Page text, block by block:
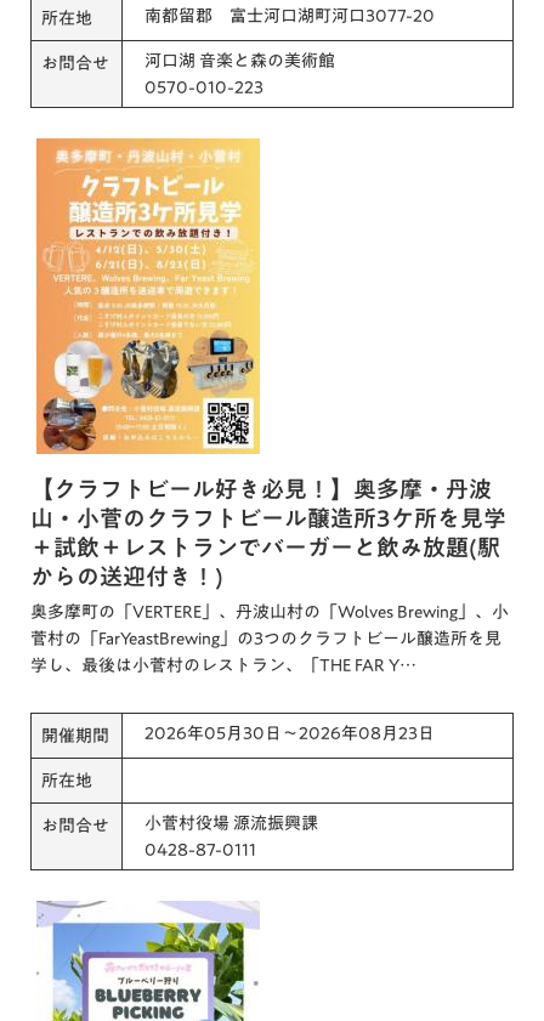
所在地 南都留郡 富士河口湖町河口3077-20
お問合せ
河口湖 音楽と森の美術館
0570-010-223
【クラフトビール好き必見！】奥多摩・丹波
山・小菅のクラフトビール醸造所3ケ所を見学
＋試飲＋レストランでバーガーと飲み放題(駅
からの送迎付き！)
奥多摩町の「VERTERE」、丹波山村の「Wolves Brewing」、小
菅村の「FarYeastBrewing」の3つのクラフトビール醸造所を見
学し、最後は小菅村のレストラン、「THE FAR Y…
開催期間 2026年05月30日～2026年08月23日
所在地
お問合せ
小菅村役場 源流振興課
0428-87-0111